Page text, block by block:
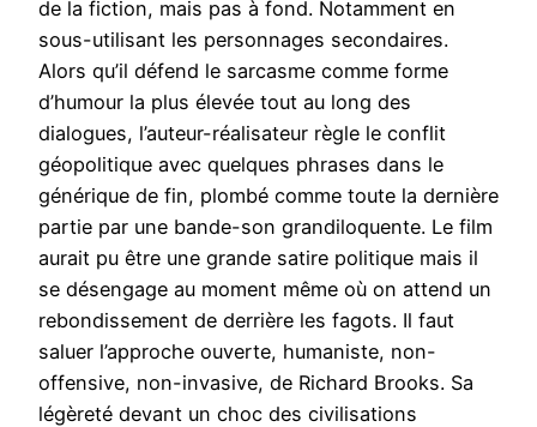
de la fiction, mais pas à fond. Notamment en
sous-utilisant les personnages secondaires.
Alors qu’il défend le sarcasme comme forme
d’humour la plus élevée tout au long des
dialogues, l’auteur-réalisateur règle le conflit
géopolitique avec quelques phrases dans le
générique de fin, plombé comme toute la dernière
partie par une bande-son grandiloquente. Le film
aurait pu être une grande satire politique mais il
se désengage au moment même où on attend un
rebondissement de derrière les fagots. Il faut
saluer l’approche ouverte, humaniste, non-
offensive, non-invasive, de Richard Brooks. Sa
légèreté devant un choc des civilisations